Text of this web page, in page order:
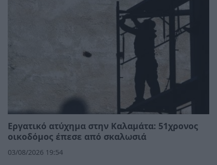
Εργατικό ατύχημα στην Καλαμάτα: 51χρονος
οικοδόμος έπεσε από σκαλωσιά
03/08/2026 19:54